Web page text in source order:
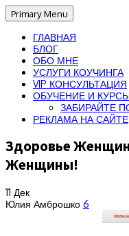
Primary Menu
ГЛАВНАЯ
БЛОГ
ОБО МНЕ
УСЛУГИ КОУЧИНГА
VIP КОНСУЛЬТАЦИЯ
ОБУЧЕНИЕ И
ЗАБИРАЙТЕ
РЕКЛАМА НА САЙТЕ
Здоровье
Женщины!
11 Дек
Юлия Амброшко 6